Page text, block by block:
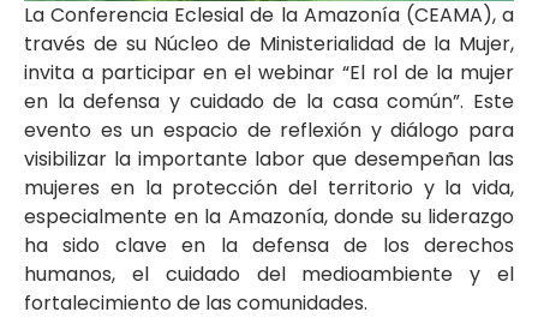
La Conferencia Eclesial de la Amazonía (CEAMA), a
través de su Núcleo de Ministerialidad de la Mujer,
invita a participar en el webinar “El rol de la mujer
en la defensa y cuidado de la casa común”. Este
evento es un espacio de reflexión y diálogo para
visibilizar la importante labor que desempeñan las
mujeres en la protección del territorio y la vida,
especialmente en la Amazonía, donde su liderazgo
ha sido clave en la defensa de los derechos
humanos, el cuidado del medioambiente y el
fortalecimiento de las comunidades.